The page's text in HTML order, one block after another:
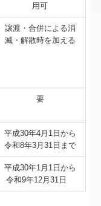
用可
譲渡・合併による消
滅・解散時を加える
要
平成30年4月1日から
令和8年3月31日まで
平成30年1月1日から
令和9年12月31日